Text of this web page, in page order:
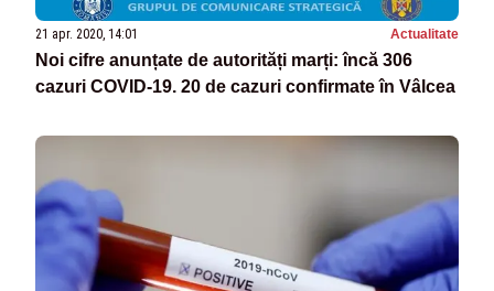
21 apr. 2020, 14:01 Actualitate
Noi cifre anunțate de autorități marți: încă 306
cazuri COVID-19. 20 de cazuri confirmate în Vâlcea